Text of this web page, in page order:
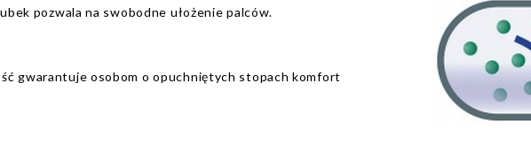
pozwala na swobodne ułożenie palców.
gwarantuje osobom o opuchniętych stopach komfort